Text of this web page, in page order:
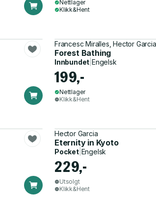
Nettlager
Klikk&Hent
Francesc Miralles, Hector Garcia
Forest Bathing
Innbundet |Engelsk
199,-
Nettlager
Klikk&Hent
Hector Garcia
Eternity in Kyoto
Pocket| Engelsk
229,-
Utsolgt
Klikk&Hent